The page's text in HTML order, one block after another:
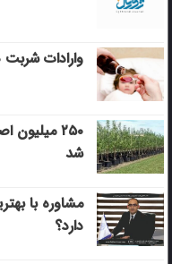
وارادات
۲۵۰
شد
مشاوره با
دارد؟